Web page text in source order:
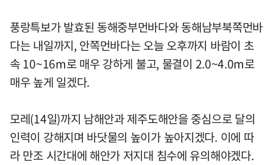
풍랑특보가 발효된 동해중부먼바다와 동해남부북쪽먼바
다는 내일까지, 안쪽먼바다는 오늘 오후까지 바람이 초
속 10~16m로 매우 강하게 불고, 물결이 2.0~4.0m로
매우 높게 일겠다.
모레(14일)까지 남해안과 제주도해안을 중심으로 달의
인력이 강해지며 바닷물의 높이가 높아지겠다. 이에 따
라 만조 시간대에 해안가 저지대 침수에 유의해야겠다.